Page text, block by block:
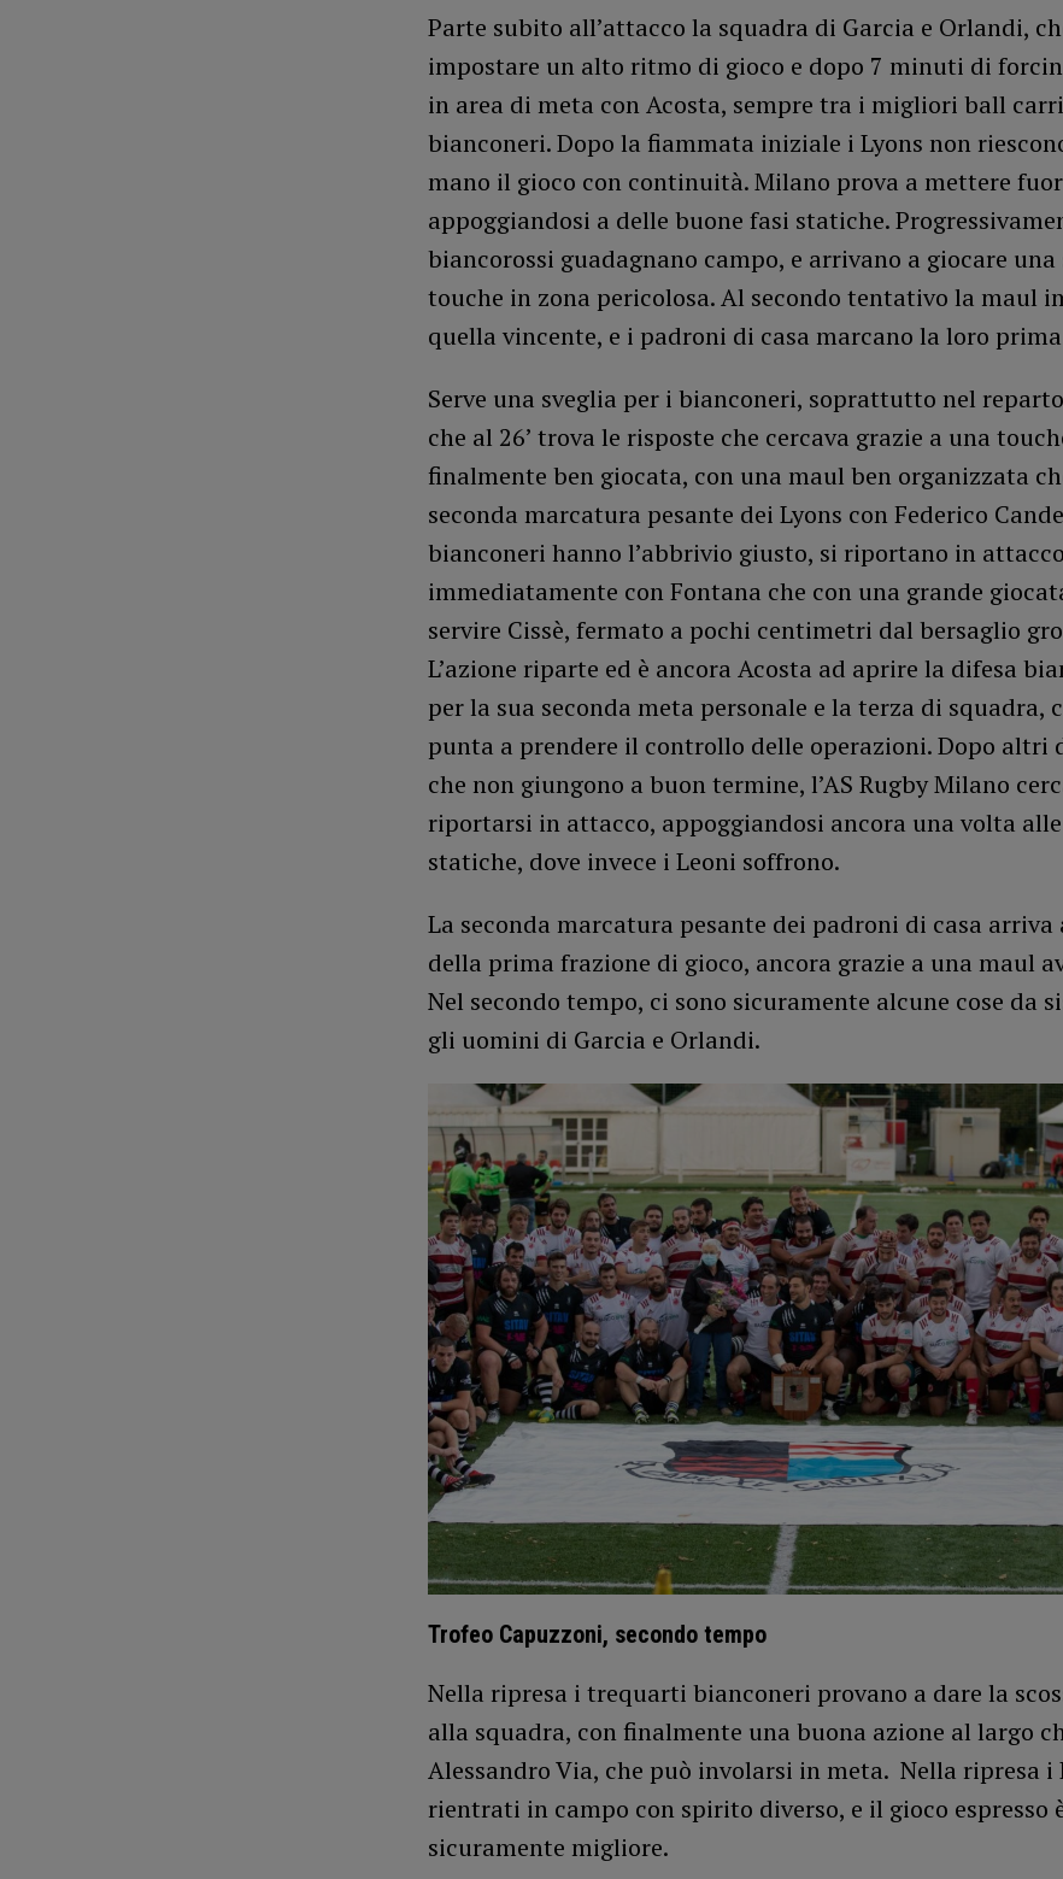
Parte subito all’attacco la squadra di Garcia e Orlandi,
impostare un alto ritmo di gioco e dopo 7 minuti di
in area di meta con Acosta, sempre tra i migliori ball
bianconeri. Dopo la fiammata iniziale i Lyons non
mano il gioco con continuità. Milano prova a mettere
appoggiandosi a delle buone fasi statiche.
biancorossi guadagnano campo, e arrivano a giocare una
touche in zona pericolosa. Al secondo tentativo la maul
quella vincente, e i padroni di casa marcano la loro
Serve una sveglia per i bianconeri, soprattutto nel
che al 26’ trova le risposte che cercava grazie a una
finalmente ben giocata, con una maul ben organizzata
seconda marcatura pesante dei Lyons con Federico
bianconeri hanno l’abbrivio giusto, si riportano in attacco
immediatamente con Fontana che con una grande
servire Cissè, fermato a pochi centimetri dal bersaglio
L’azione riparte ed è ancora Acosta ad aprire la difesa
per la sua seconda meta personale e la terza di squadra,
punta a prendere il controllo delle operazioni. Dopo altri
che non giungono a buon termine, l’AS Rugby Milano
riportarsi in attacco, appoggiandosi ancora una volta
statiche, dove invece i Leoni soffrono.
La seconda marcatura pesante dei padroni di casa arriva
della prima frazione di gioco, ancora grazie a una maul
Nel secondo tempo, ci sono sicuramente alcune cose da
gli uomini di Garcia e Orlandi.
Trofeo Capuzzoni, secondo tempo
Nella ripresa i trequarti bianconeri provano a dare la
alla squadra, con finalmente una buona azione al largo
Alessandro Via, che può involarsi in meta. Nella ripresa i
rientrati in campo con spirito diverso, e il gioco espresso
sicuramente migliore.